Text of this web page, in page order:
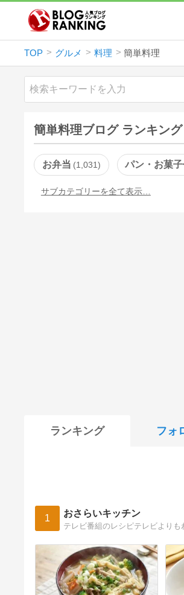
TOP グルメ 料理 簡単料理
簡単料理ブログ ランキング
お弁当 1,031 パン・お菓子
サブカテゴリーを全て表示…
ランキング フォ
1 おさらいキッチン
テレビ番組のレシピテレビより